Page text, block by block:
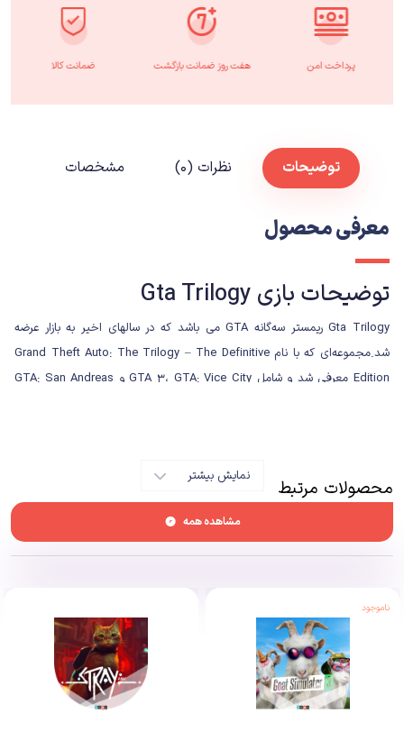
پرداخت امن هفت روز ضمانت بازگشت ضمانت کالا
توضیحات نظرات (۰) مشخصات
معرفی محصول
توضیحات بازی Gta Trilogy
Gta Trilogy
ریمستر سه‌گانه GTA می باشد که در سالهای اخیر به بازار عرضه
شد.مجموعه‌ای که با نام Grand Theft Auto: The Trilogy – The Definitive
Edition معرفی شد و شامل GTA 3، GTA: Vice City و GTA: San Andreas
سی‌دی پراجکت رد پس از تجربه فوق‌العاده مجموعه ویچر، بازی سایبرپانک را با
ایراد‌های فنی مسخره‌ای در دسترس طرفداران قرار داد.
نمایش بیشتر محصولات مرتبط
مشاهده همه
ناموجود